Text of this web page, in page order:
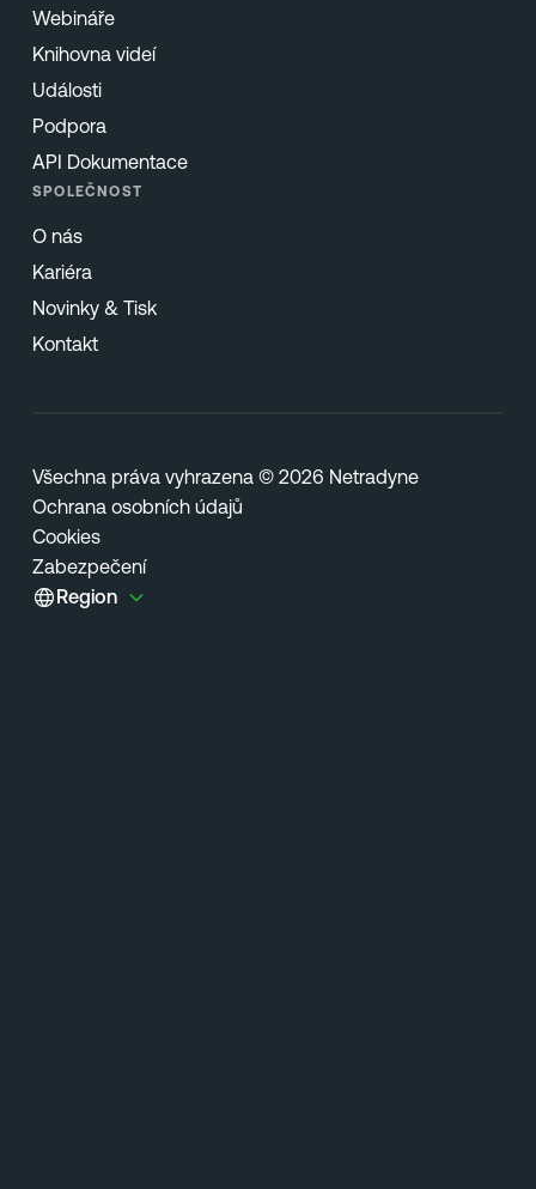
Webináře
Knihovna videí
Události
Podpora
API Dokumentace
SPOLEČNOST
O nás
Kariéra
Novinky & Tisk
Kontakt
Všechna práva vyhrazena © 2026 Netradyne
Ochrana osobních údajů
Cookies
Zabezpečení
Region